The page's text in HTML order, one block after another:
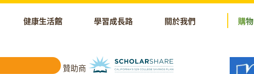
健康生活館 學習成長路 關於我們 購物
贊助商